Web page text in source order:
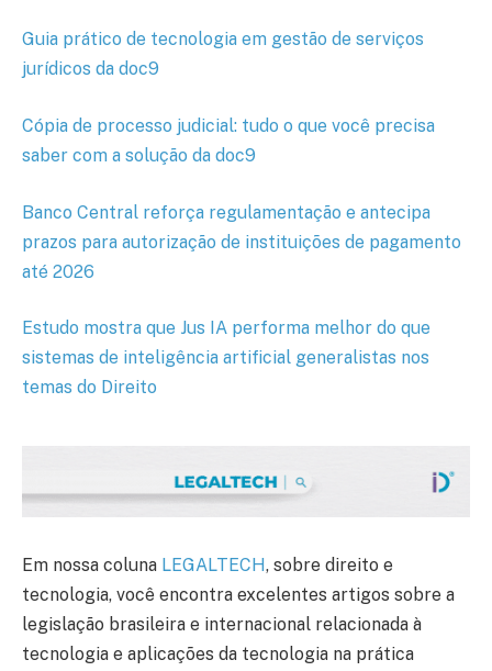
Guia prático de tecnologia em gestão de serviços
jurídicos da doc9
Cópia de processo judicial: tudo o que você precisa
saber com a solução da doc9
Banco Central reforça regulamentação e antecipa
prazos para autorização de instituições de pagamento
até 2026
Estudo mostra que Jus IA performa melhor do que
sistemas de inteligência artificial generalistas nos
temas do Direito
Em nossa coluna LEGALTECH, sobre direito e
tecnologia, você encontra excelentes artigos sobre a
legislação brasileira e internacional relacionada à
tecnologia e aplicações da tecnologia na prática